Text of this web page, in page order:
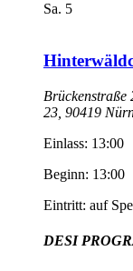
Sa. 5
Brückenstraße
23, 90419
Einlass: 13:00
Beginn: 13:00
Eintritt: auf
DESI